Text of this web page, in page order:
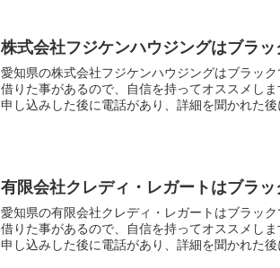
株式会社フジケンハウジングはブラ
愛知県の株式会社フジケンハウジングはブラッ
借りた事があるので、自信を持ってオススメし
申し込みした後に電話があり、詳細を聞かれた後
有限会社クレディ・レガートはブラ
愛知県の有限会社クレディ・レガートはブラッ
借りた事があるので、自信を持ってオススメし
申し込みした後に電話があり、詳細を聞かれた